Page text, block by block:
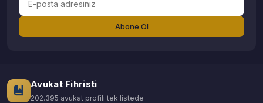
Abone Ol
Avukat Fihristi
202.395 avukat profili tek listede